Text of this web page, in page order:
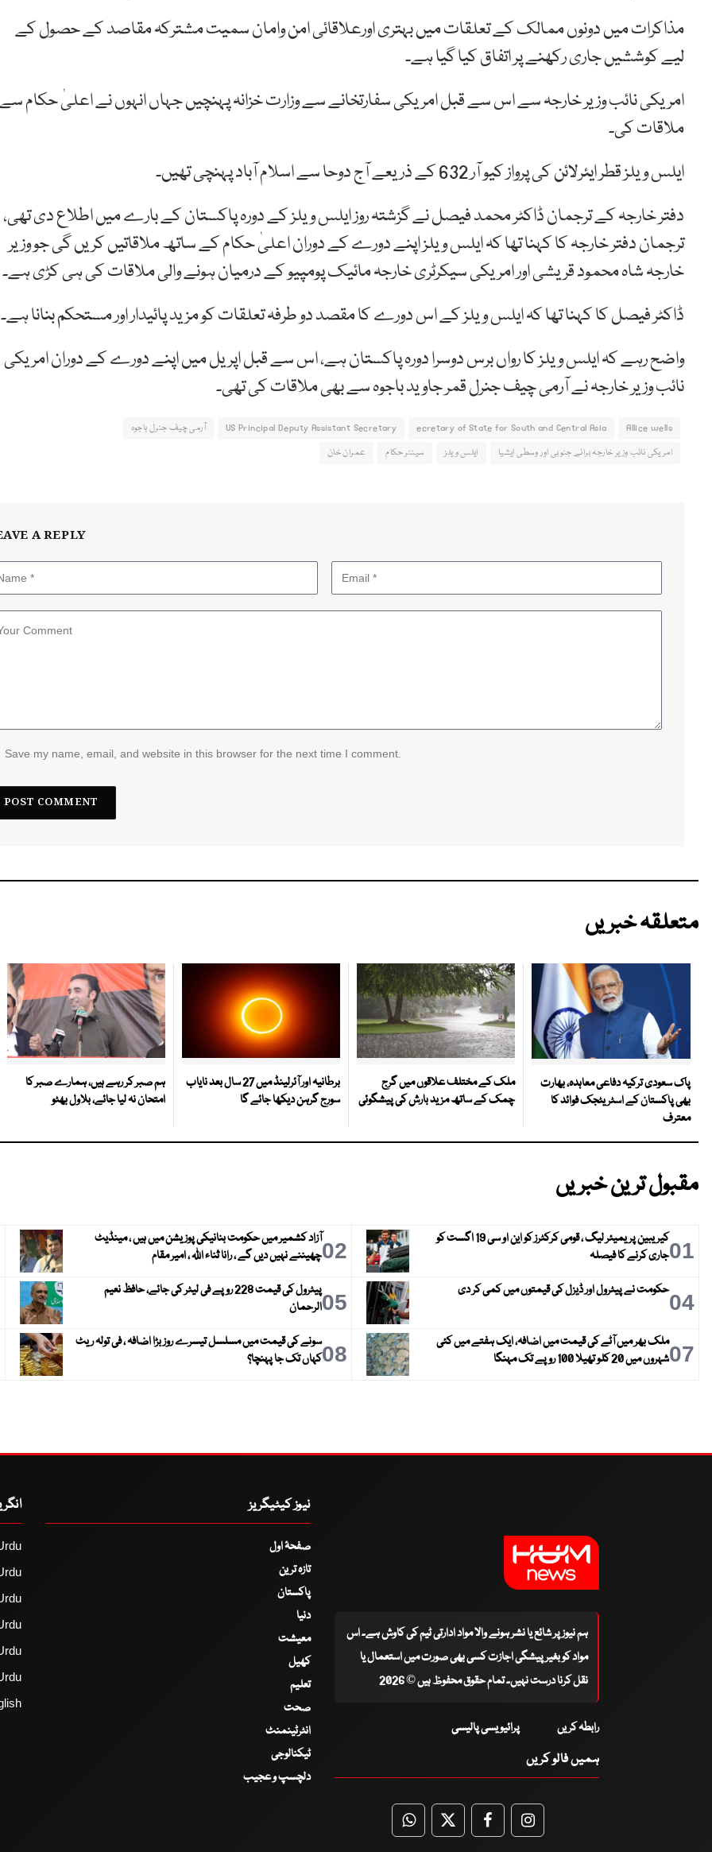
مذاکرات میں دونوں ممالک کے تعلقات میں بہتری اورعلاقائی امن وامان سمیت مشترکہ مقاصد کے حصول کے
لیے کوششیں جاری رکھنے پر اتفاق کیا گیا ہے۔
امریکی نائب وزیر خارجہ سے اس سے قبل امریکی سفارتخانے سے وزارت خزانہ پہنچیں جہاں انہوں نے اعلیٰ حکام سے
ملاقات کی۔
ایلس ویلز قطر ایئرلائن کی پرواز کیو آر 632 کے ذریعے آج دوحا سے اسلام آباد پہنچی تھیں۔
دفتر خارجہ کے ترجمان ڈاکٹر محمد فیصل نے گزشتہ روز ایلس ویلز کے دورہ پاکستان کے بارے میں اطلاع دی تھی،
ترجمان دفتر خارجہ کا کہنا تھا کہ ایلس ویلز اپنے دورے کے دوران اعلیٰ حکام کے ساتھ ملاقاتیں کریں گی جو وزیر
خارجہ شاہ محمود قریشی اور امریکی سیکرٹری خارجہ مائیک پومپیو کے درمیان ہونے والی ملاقات کی ہی کڑی ہے۔
ڈاکٹر فیصل کا کہنا تھا کہ ایلس ویلز کے اس دورے کا مقصد دو طرفہ تعلقات کو مزید پائیدار اور مستحکم بنانا ہے۔
واضح رہے کہ ایلس ویلز کا رواں برس دوسرا دورہ پاکستان ہے، اس سے قبل اپریل میں اپنے دورے کے دوران امریکی
نائب وزیر خارجہ نے آرمی چیف جنرل قمر جاوید باجوہ سے بھی ملاقات کی تھی۔
Allice wells
ecretary of State for South and Central Asia
US Principal Deputy Assistant Secretary
آرمی چیف جنرل باجوہ
امریکی نائب وزیر خارجہ برائے جنوبی اور وسطی ایشیا
ایلس ویلز سینئر حکام عمران خان
A REPLY
Save my name, email, and website in this browser for the next time I comment.
متعلقہ خبریں
پاک سعودی ترکیہ دفاعی معاہدہ، بھارت
بھی پاکستان کے اسٹریٹجک فوائد کا
معترف
ملک کے مختلف علاقوں میں گرج
چمک کے ساتھ مزید بارش کی پیشگوئی
برطانیہ اور آئرلینڈ میں 27 سال بعد نایاب
سورج گرہن دیکھا جائے گا
ہم صبر کر رہے ہیں، ہمارے صبر کا
امتحان نہ لیا جائے، بلاول بھٹو
مقبول ترین خبریں
01
کیریبین پریمیئر لیگ ، قومی کرکٹرز کو این او سی 19 اگست کو
جاری کرنے کا فیصلہ
02آزاد کشمیر میں حکومت بنانیکی پوزیشن میں ہیں ، مینڈیٹ
چھیننے نہیں دیں گے ، رانا ثناء اللہ ، امیر مقام
04حکومت نے پیٹرول اور ڈیزل کی قیمتوں میں کمی کر دی 05
پیٹرول کی قیمت 228 روپے فی لیٹر کی جائے، حافظ نعیم
الرحمان
07ملک بھر میں آٹے کی قیمت میں اضافہ، ایک ہفتے میں کئی
شہروں میں 20 کلو تھیلا 100 روپے تک مہنگا
08سونے کی قیمت میں مسلسل تیسرے روز بڑا اضافہ ، فی تولہ ریٹ
کہاں تک جا پہنچا؟
ہم نیوز پر شائع یا نشر ہونے والا مواد ادارتی ٹیم کی کاوش ہے۔ اس
مواد کو بغیر پیشگی اجازت کسی بھی صورت میں استعمال یا
نقل کرنا درست نہیں۔ تمام حقوق محفوظ ہیں © 2026
رابطہ کریں پرائیویسی پالیسی
ہمیں فالو کریں
WhatsApp
TwitterFacebookFacebook
نیوز کیٹیگریز
صفحۂ اول
تازہ ترین
پاکستان
دنیا
معیشت
کھیل
تعلیم
صحت
انٹرٹینمنٹ
ٹیکنالوجی
دلچسپ و عجیب